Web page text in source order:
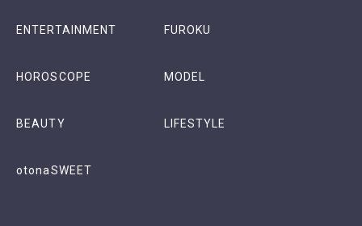
ENTERTAINMENT FUROKU
HOROSCOPE MODEL
BEAUTY LIFESTYLE
otonaSWEET